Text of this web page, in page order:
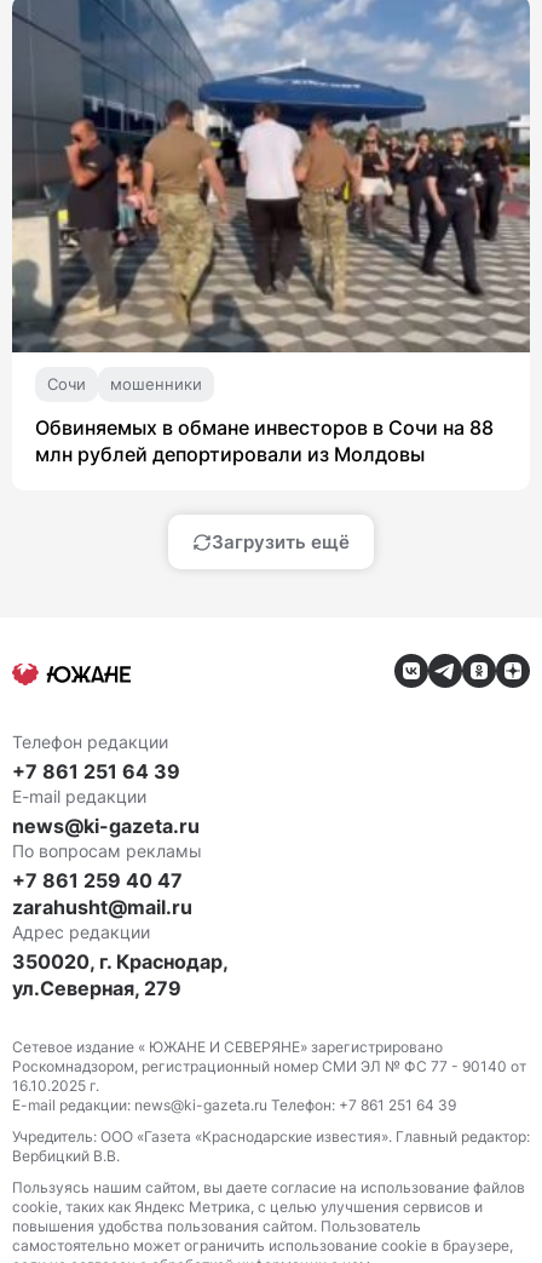
Сочи мошенники
Обвиняемых в обмане инвесторов в Сочи на 88
млн рублей депортировали из Молдовы
Загрузить ещё
Телефон редакции
+7 861 251 64 39
E-mail редакции
news@ki-gazeta.ru
По вопросам рекламы
+7 861 259 40 47
zarahusht@mail.ru
Адрес редакции
350020, г. Краснодар,
ул.Северная, 279
Сетевое издание « ЮЖАНЕ И СЕВЕРЯНЕ» зарегистрировано
Роскомнадзором, регистрационный номер СМИ ЭЛ № ФС 77 - 90140 от
16.10.2025 г.
E-mail редакции: news@ki-gazeta.ru Телефон: +7 861 251 64 39
Учредитель: ООО «Газета «Краснодарские известия». Главный редактор:
Вербицкий В.В.
Пользуясь нашим сайтом, вы даете согласие на использование файлов
сооkіе, таких как Яндекс Метрика, с целью улучшения сервисов и
повышения удобства пользования сайтом. Пользователь
самостоятельно может ограничить использование сооkіе в браузере,